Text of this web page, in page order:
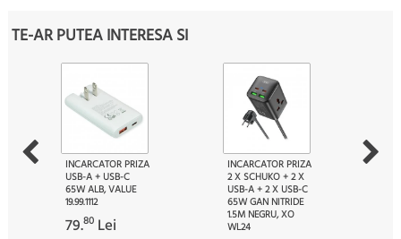
TE-AR PUTEA INTERESA SI
INCARCATOR PRIZA
USB-A + USB-C
65W ALB, VALUE
19.99.1112
79.80 Lei
INCARCATOR PRIZA
2 X SCHUKO + 2 X
USB-A + 2 X USB-C
65W GAN NITRIDE
1.5M NEGRU, XO
WL24